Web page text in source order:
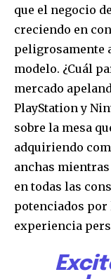
que el negocio
creciendo en
peligrosamente
modelo. ¿Cuál
mercado
PlayStation y
sobre la mesa
adquiriendo
anchas
en todas las
potenciados por
experiencia